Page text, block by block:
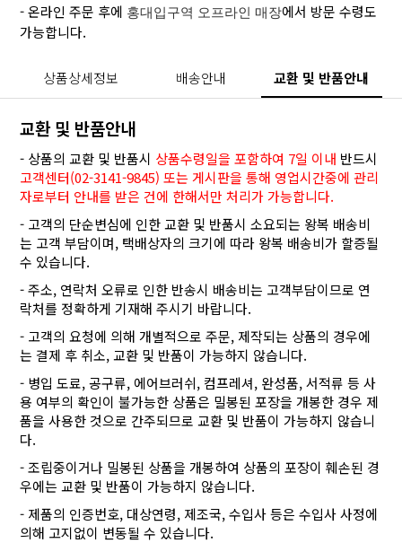
- 온라인 주문 후에 홍대입구역 오프라인 매장에서 방문 수령도
가능합니다.
상품상세정보 배송안내 교환 및 반품안내
교환 및 반품안내
- 상품의 교환 및 반품시 상품수령일을 포함하여 7일 이내 반드시
고객센터(02-3141-9845) 또는 게시판을 통해 영업시간중에 관리
자로부터 안내를 받은 건에 한해서만 처리가 가능합니다.
- 고객의 단순변심에 인한 교환 및 반품시 소요되는 왕복 배송비
는 고객 부담이며, 택배상자의 크기에 따라 왕복 배송비가 할증될
수 있습니다.
- 주소, 연락처 오류로 인한 반송시 배송비는 고객부담이므로 연
락처를 정확하게 기재해 주시기 바랍니다.
- 고객의 요청에 의해 개별적으로 주문, 제작되는 상품의 경우에
는 결제 후 취소, 교환 및 반품이 가능하지 않습니다.
- 병입 도료, 공구류, 에어브러쉬, 컴프레셔, 완성품, 서적류 등 사
용 여부의 확인이 불가능한 상품은 밀봉된 포장을 개봉한 경우 제
품을 사용한 것으로 간주되므로 교환 및 반품이 가능하지 않습니
다.
- 조립중이거나 밀봉된 상품을 개봉하여 상품의 포장이 훼손된 경
우에는 교환 및 반품이 가능하지 않습니다.
- 제품의 인증번호, 대상연령, 제조국, 수입사 등은 수입사 사정에
의해 고지없이 변동될 수 있습니다.